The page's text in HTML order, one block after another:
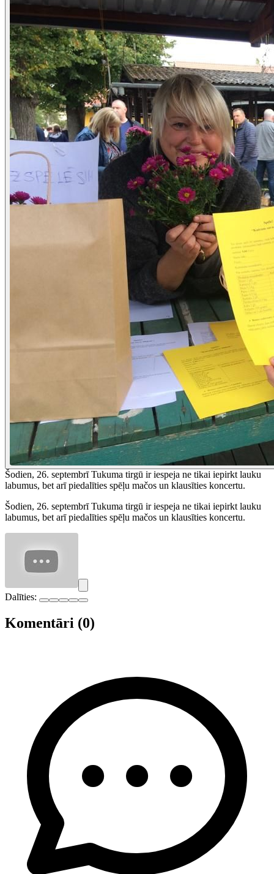
Šodien, 26. septembrī Tukuma tirgū ir iespeja ne tikai iepirkt lauku
labumus, bet arī piedalīties spēļu mačos un klausīties koncertu.
Šodien, 26. septembrī Tukuma tirgū ir iespeja ne tikai iepirkt lauku
labumus, bet arī piedalīties spēļu mačos un klausīties koncertu.
Dalīties:
Komentāri (0)